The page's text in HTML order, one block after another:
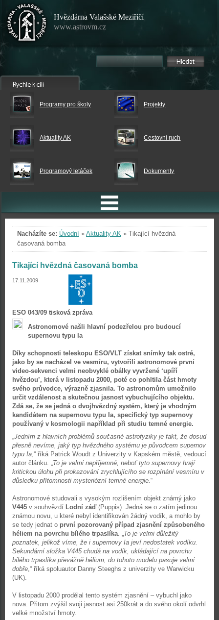
Hvězdárna Valašské Meziříčí
www.astrovm.cz
Programy pro školy Projekty
Aktuality AK Cestovní ruch
Programový letáček Dokumenty
Nacházíte se: Úvodní » Aktuality AK » Tikající hvězdná
časovaná bomba
Tikající hvězdná časovaná bomba
17.11.2009
ESO 043/09 tisková zpráva
Astronomové našli hlavní podezřelou pro budoucí
supernovu typu Ia
Díky schopnosti teleskopu ESO/VLT získat snímky tak ostré,
jako by se nacházel ve vesmíru, vytvořili astronomové první
video-sekvenci velmi neobvyklé obálky vyvržené ‘upíří
hvězdou’, která v listopadu 2000, poté co pohltila část hmoty
svého průvodce, výrazně zjasnila. To astronomům umožnilo
určit vzdálenost a skutečnou jasnost vybuchujícího objektu.
Zdá se, že se jedná o dvojhvězdný systém, který je vhodným
kandidátem na supernovu typu Ia, specifický typ supernovy
používaný v kosmologii například při studiu temné energie.
„Jedním z hlavních problémů současné astrofyziky je fakt, že dosud
přesně nevíme, jaký typ hvězdného systému je původcem supernov
typu Ia,“ říká Patrick Woudt z Univerzity v Kapském městě, vedoucí
autor článku. „To je velmi nepříjemné, neboť tyto supernovy hrají
kritickou úlohu při prokazování zrychlujícího se rozpínání vesmíru v
důsledku přítomnosti mysteriózní temné energie.“
Astronomové studovali s vysokým rozlišením objekt známý jako
V445 v souhvězdí Lodní záď (Puppis). Jedná se o zatím jedinou
známou novu, u které nebyl identifikován žádný vodík, a mohlo by
se tedy jednat o první pozorovaný případ zjasnění způsobeného
héliem na povrchu bílého trpaslíka. „To je velmi důležitý
poznatek, jelikož víme, že i supernovy Ia jeví nedostatek vodíku.
Sekundární složka V445 chudá na vodík, ukládající na povrchu
bílého trpaslíka převážně hélium, do tohoto modelu pasuje velmi
dobře,“ říká spoluautor Danny Steeghs z univerzity ve Warwicku
(UK).
V listopadu 2000 prodělal tento systém zjasnění – vybuchl jako
nova. Přitom zvýšil svoji jasnost asi 250krát a do svého okolí odvrhl
velké množství hmoty.